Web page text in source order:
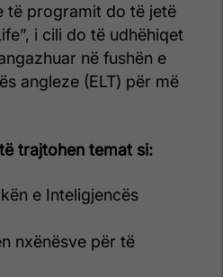
të programit do të jetë
i cili do të udhëhiqet
në fushën e
angleze (ELT) për më
trajtohen temat si:
e Inteligjencës
nxënësve për të